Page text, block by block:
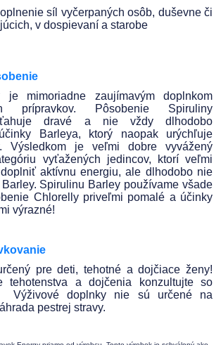
síl vyčerpaných osôb, duševne či
v dospievaní a starobe
je mimoriadne zaujímavým doplnkom
prípravkov. Pôsobenie Spiruliny
dravé a nie vždy dlhodobo
Barleya, ktorý naopak urýchľuje
Výsledkom je veľmi dobre vyvážený
vyťažených jedincov, ktorí veľmi
aktívnu energiu, ale dlhodobo nie
Spirulinu Barley používame všade
Chlorelly priveľmi pomalé a účinky
výrazné!
pre deti, tehotné a dojčiace ženy!
tehotenstva a dojčenia konzultujte so
Výživové doplnky nie sú určené na
pestrej stravy.